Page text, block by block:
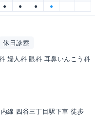
● ● ● ●
休日診察
婦人科 眼科 耳鼻いんこう科
線 四谷三丁目駅下車 徒歩